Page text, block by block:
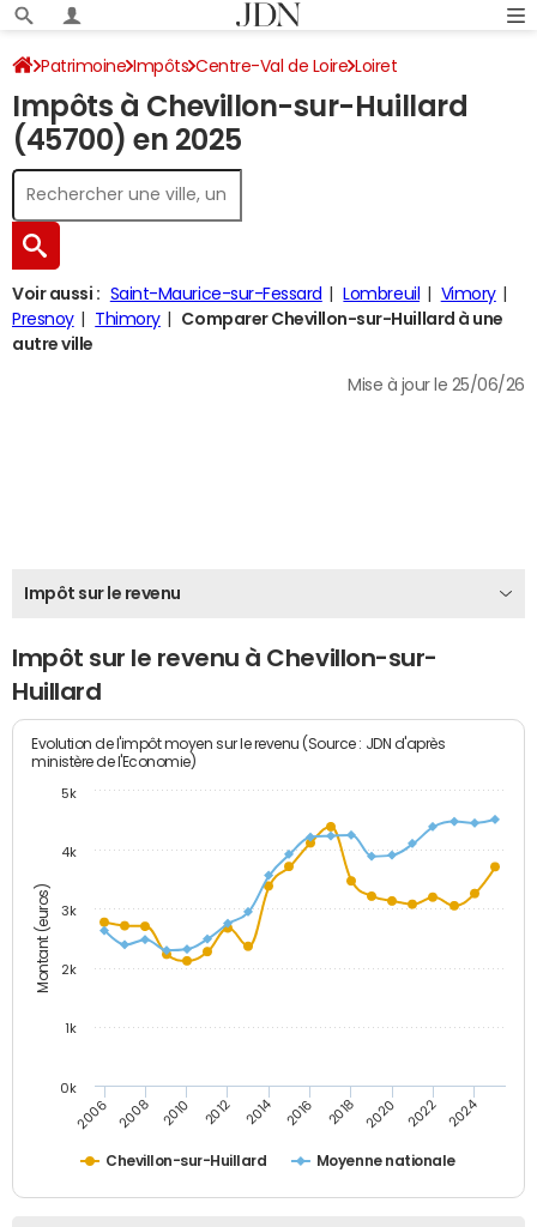
Patrimoine Impôts Centre-Val de Loire Loiret
Chevillon-sur-Huillard Impôt sur le revenu
Impôts à Chevillon-sur-Huillard
(45700) en 2025
Voir aussi : Saint-Maurice-sur-Fessard Lombreuil
Vimory
Presnoy
Thimory
Comparer Chevillon-sur-Huillard à une
autre ville
Mise à jour le 25/06/26
Impôt sur le revenu
Impôt sur le revenu à Chevillon-sur-
Huillard
Montant (euros)
Evolution de l'impôt moyen sur le revenu (Source : JDN d'après
ministère de l'Economie)
Chevillon-sur-Huillard Moyenne nationale
2006 2008 2010 2012 2014 2016 2018 2020 2022 2024
0k
1k
2k
3k
4k
5k